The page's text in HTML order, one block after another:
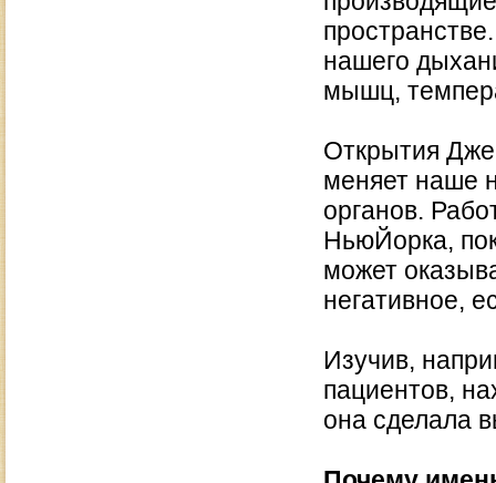
нашего
мышц,
Открытия
меняет наше
органов.
НьюЙорка,
может
негативное,
Изучив,
пациентов,
она сделала